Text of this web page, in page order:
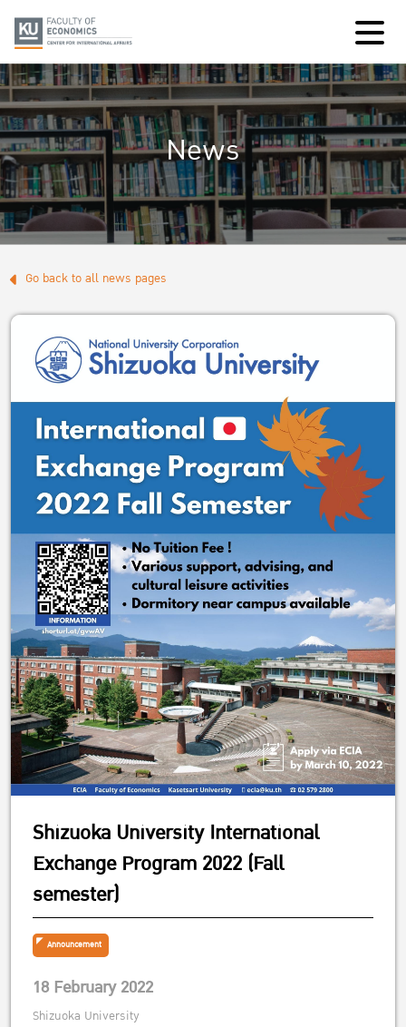
News
Go back to all news pages
Shizuoka University International
Exchange Program 2022 (Fall
semester)
Announcement
18 February 2022
Shizuoka University